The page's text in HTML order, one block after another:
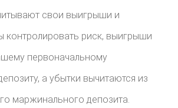
свои выигрыши и
контролировать риск, выигрыши
первоначальному
а убытки вычитаются из
маржинального депозита.